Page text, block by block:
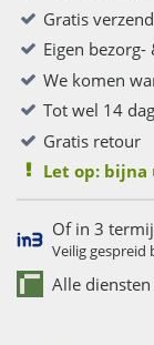
Gratis
Eigen
We komen
Tot wel 14
Gratis retour
Let op:
Of in 3
Veilig gespreid
Alle